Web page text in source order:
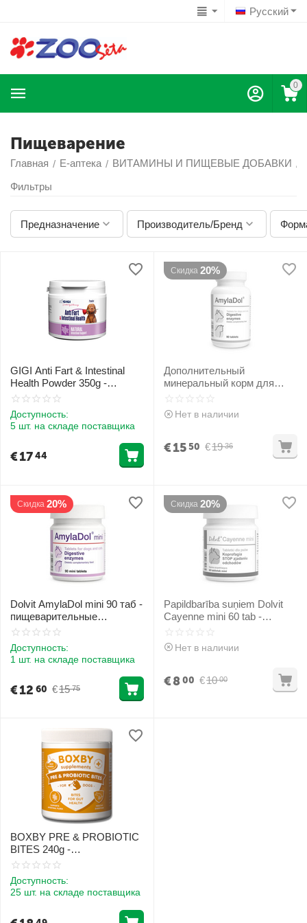
Русский
0
Пищеварение
Главная / Е-аптека / ВИТАМИНЫ И ПИЩЕВЫЕ ДОБАВКИ /
Фильтры
Предназначение Производитель/Бренд
GIGI Anti Fart & Intestinal
Health Powder 350g -
Papildbarība suņiem pret
Доступность:
5 шт. на складе поставщика
€1744
Скидка 20%
Дополнительный
минеральный корм для
AmylaDol 90 таб -
пищеварительные
Нет в наличии
€19 36
€1550
Скидка 20%
Dolvit AmylaDol mini 90 таб -
пищеварительные
ферменты
Доступность:
1 шт. на складе поставщика
€15 75
€12 60
Скидка 20%
Papildbarība suņiem Dolvit
Cayenne mini 60 tab -
фекалий
Нет в наличии
€10 00
€800
BOXBY PRE & PROBIOTIC
BITES 240g -
дополнительный корм для
пищеварению и здоровью
кишечника.
Доступность:
25 шт. на складе поставщика